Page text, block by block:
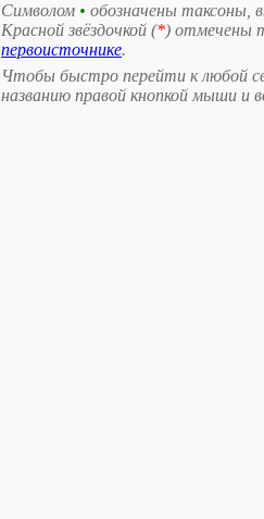
Символом • обозначены таксоны,
Красной звёздочкой (*) отмечены
первоисточнике.
Чтобы быстро перейти к любой
названию правой кнопкой мыши и